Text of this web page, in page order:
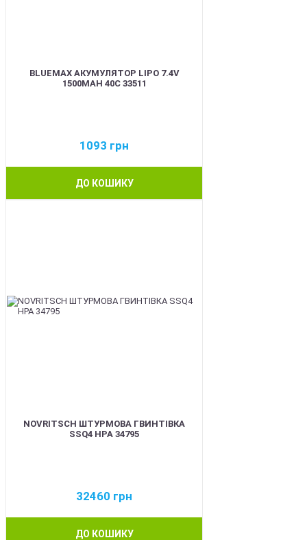
BLUEMAX АКУМУЛЯТОР LIPO 7.4V
1500MAH 40C 33511
1093 грн
ДО КОШИКУ
NOVRITSCH ШТУРМОВА ГВИНТІВКА
SSQ4 HPA 34795
32460 грн
ДО КОШИКУ